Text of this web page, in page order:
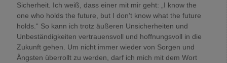
Sicherheit. Ich weiß, dass einer mit mir geht: „I know the
one who holds the future, but I don’t know what the future
holds.“ So kann ich trotz äußeren Unsicherheiten und
Unbeständigkeiten vertrauensvoll und hoffnungsvoll in die
Zukunft gehen. Um nicht immer wieder von Sorgen und
Ängsten überrollt zu werden, darf ich mich mit dem Wort